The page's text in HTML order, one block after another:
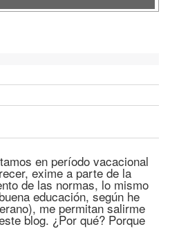
en período vacacional
exime a parte de la
de las normas, lo mismo
educación, según he
me permitan salirme
blog. ¿Por qué? Porque